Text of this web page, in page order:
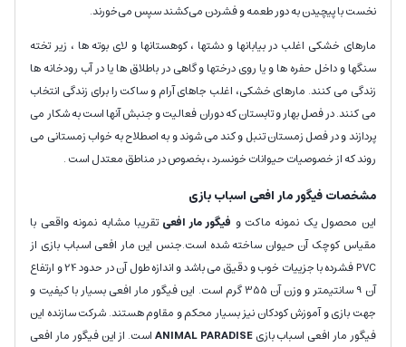
نخست با پیچیدن به دور طعمه و فشردن می‌کشند سپس می‌خورند.
مارهای خشکی اغلب در بیابانها و دشتها ، کوهستانها و لای بوته ها ، زیر تخته
سنگها و داخل حفره ها و یا روی درختها و گاهی در باطلاق ها یا در آب رودخانه ها
زندگی می کنند. مارهای خشکی، اغلب جاهای آرام و ساکت را برای زندگی انتخاب
می کنند. در فصل بهار و تابستان که دوران فعالیت و جنبش آنها است به شکار می
پردازند و در فصل زمستان تنبل و کند می شوند و به اصطلاح به خواب زمستانی می
روند که از خصوصیات حیوانات خونسرد ، بخصوص در مناطق معتدل است .
مشخصات فیگور مار افعی اسباب بازی
این محصول یک نمونه ماکت و فیگور مار افعیتقریبا مشابه نمونه واقعی با
مقیاس کوچک آن حیوان ساخته شده است.جنس این مار افعی اسباب بازی از
PVC فشرده با جزییات خوب و دقیق می باشد و اندازه طول آن در حدود 24 و ارتفاع
آن 9 سانتیمتر و وزن آن 355
گرم است. این فیگور مار افعی بسیار با کیفیت و
جهت بازی و آموزش کودکان نیز بسیار محکم و مقاوم هستند. شرکت سازنده این
فیگور مار افعی اسباب بازیANIMAL PARADISEاست. از این فیگور مار افعی